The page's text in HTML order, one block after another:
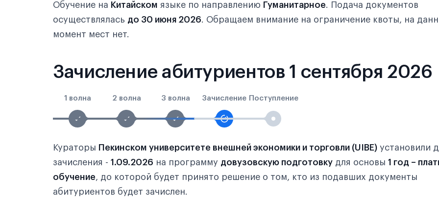
Обучение на Китайском языке по направлению Гуманитарное. Подача документов
осуществлялась до 30 июня 2026. Обращаем внимание на ограничение квоты, на
момент мест нет.
Зачисление абитуриентов 1 сентября 2026
1 волна 2 волна 3 волна Зачисление Поступление
Кураторы Пекинском университете внешней экономики и торговли (UIBE) установили
зачисления - 1.09.2026 на программу довузовскую подготовку для основы 1 год –
обучение, до которой будет принято решение о том, кто из подавших документы
абитуриентов будет зачислен.